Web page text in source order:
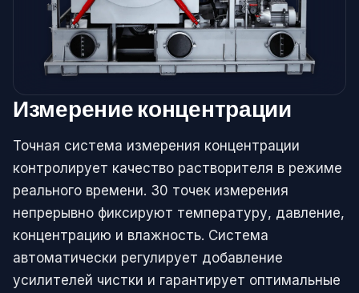
Измерение концентрации
Точная система измерения концентрации
контролирует качество растворителя в режиме
реального времени. 30 точек измерения
непрерывно фиксируют температуру, давление,
концентрацию и влажность. Система
автоматически регулирует добавление
усилителей чистки и гарантирует оптимальные